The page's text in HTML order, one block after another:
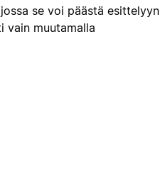
se voi päästä esittelyyn
vain muutamalla